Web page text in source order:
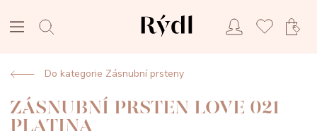
Do kategorie Zásnubní prsteny
ZÁSNUBNÍ PRSTEN LOVE 021
PLATINA